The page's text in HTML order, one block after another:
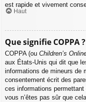
est rapide et vivement
Haut
Que signifie COPPA ?
COPPA (ou Children’s
aux États-Unis qui dit que
informations de mineurs de
consentement écrit des
ces informations permettant
vous n’êtes pas sûr que